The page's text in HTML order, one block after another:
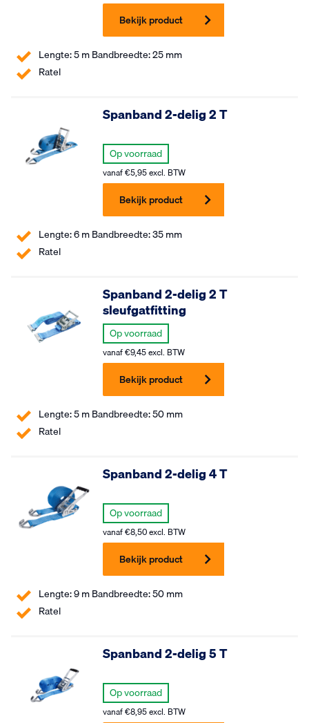
Lengte: 5 m Bandbreedte: 25 mm
Ratel
Bekijk product
Lengte: 6 m Bandbreedte: 35 mm
Ratel
Spanband 2-delig 2 T
Op voorraad
vanaf€5,95excl. BTW
Bekijk product
Lengte: 5 m Bandbreedte: 50 mm
Ratel
Spanband 2-delig 2 T
sleufgatfitting
Op voorraad
vanaf€9,45excl. BTW
Bekijk product
Lengte: 9 m Bandbreedte: 50 mm
Ratel
Spanband 2-delig 4 T
Op voorraad
vanaf€8,50excl. BTW
Bekijk product
Spanband 2-delig 5 T
Op voorraad
vanaf€8,95excl. BTW